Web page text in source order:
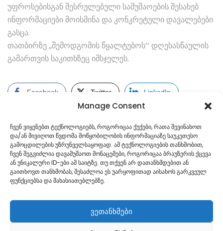
Manage Consent
ჩვენ ვიყენებთ ტექნოლოგიებს, როგორიცაა ქუქები, რათა შევინახოთ
და/ან მივიღოთ წვდომა მოწყობილობის ინფორმაციაზე საუკეთესო
გამოცდილების უზრუნველსაყოფად. ამ ტექნოლოგიების თანხმობით,
ჩვენ შეგვიძლია დავამუშაოთ მონაცემები, როგორიცაა ბრაუზერის ქცევა
ან უნიკალური ID-ები ამ საიტზე. თუ თქვენ არ დათანხმდებით ან
გაითხოვთ თანხმობას, შესაძლოა ეს უარყოფითად აისახოს გარკვეულ
ფუნქციებსა და მახასიათებლებზე.
ვეთანხმები
უფროსებისგან შესრულებული სამუშაოების შესახებ
ინფორმაციები მოისმინა და კონკრეტული დავალებები
გასცა.
თათბირზე ,,შემოდგომის წყალტუბოს’’ დღესასწაულის
გამართვის საკითხზეც იმსჯელეს.
Facebook Twitter LinkedIn